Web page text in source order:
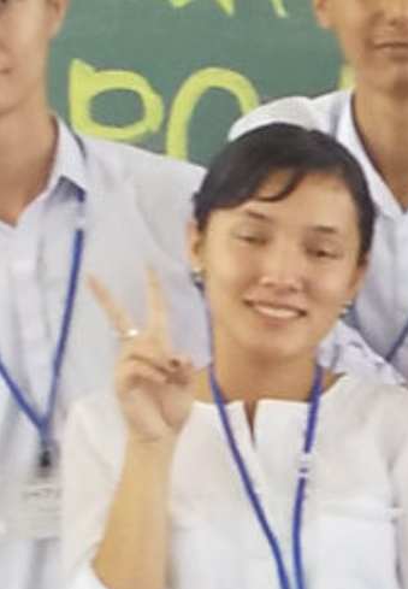
: Undefined array key 0 in /home/sakurazuka/